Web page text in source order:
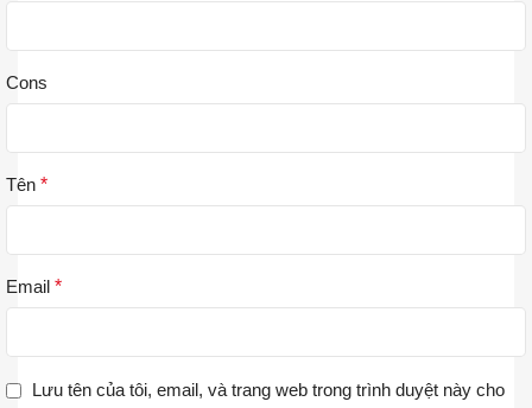
Cons
Tên *
Email *
Lưu tên của tôi, email, và trang web trong trình duyệt này cho